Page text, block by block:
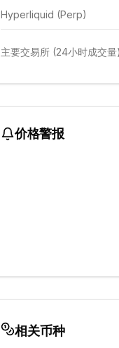
Hyperliquid (Perp)
主要交易所 (24小时成交量)
价格警报
相关币种